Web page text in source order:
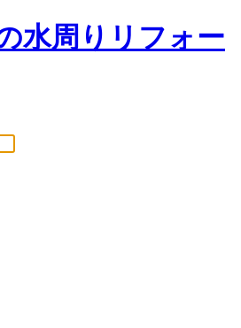
水周りリフォー